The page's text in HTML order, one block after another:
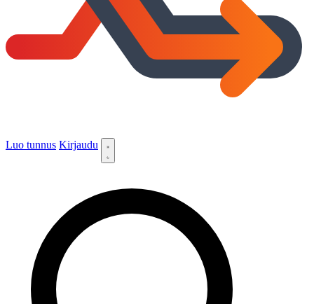
Luo tunnus Kirjaudu